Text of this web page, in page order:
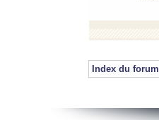
Index du forum